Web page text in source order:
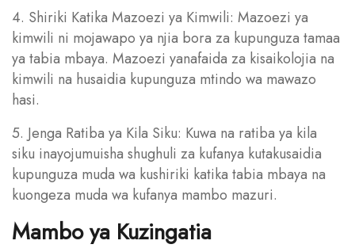
4. Shiriki Katika Mazoezi ya Kimwili: Mazoezi ya
kimwili ni mojawapo ya njia bora za kupunguza tamaa
ya tabia mbaya. Mazoezi yanafaida za kisaikolojia na
kimwili na husaidia kupunguza mtindo wa mawazo
hasi.
5. Jenga Ratiba ya Kila Siku: Kuwa na ratiba ya kila
siku inayojumuisha shughuli za kufanya kutakusaidia
kupunguza muda wa kushiriki katika tabia mbaya na
kuongeza muda wa kufanya mambo mazuri.
Mambo ya Kuzingatia